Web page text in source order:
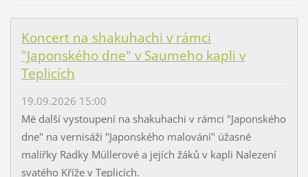
Koncert na shakuhachi v rámci
"Japonského dne" v Saumeho kapli v
Teplicích
19.09.2026 15:00
Mé další vystoupení na shakuhachi v rámci "Japonského
dne" na vernisáži "Japonského malování" úžasné
malířky Radky Müllerové a jejích žáků v kapli Nalezení
svatého Kříže v Teplicích.